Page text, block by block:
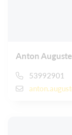
Anton
53992901